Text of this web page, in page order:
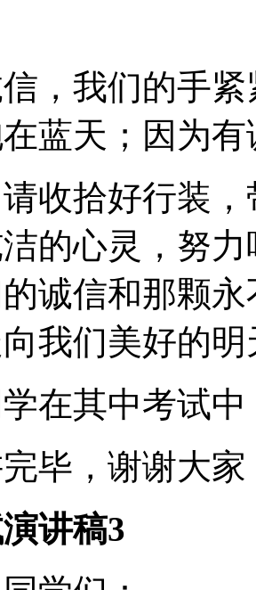
，我们的手
蓝天；因为
收拾好行装
的心灵，努
诚信和那颗
我们美好的明
在其中考试
毕，谢谢大家
讲稿3